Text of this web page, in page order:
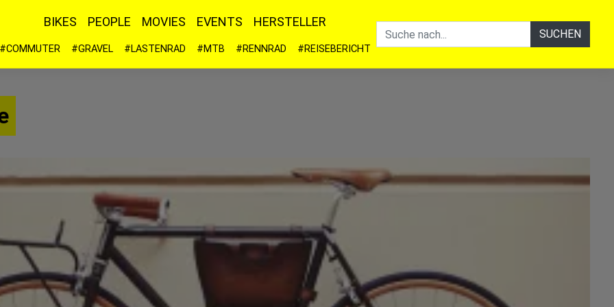
SUCHEN
BIKES PEOPLE MOVIES EVENTS HERSTELLER
#COMMUTER #GRAVEL #LASTENRAD #MTB #RENNRAD #REISEBERICHT